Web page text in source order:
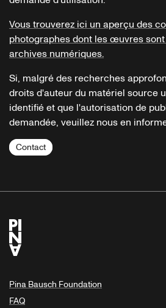
Vous trouverez ici un aperçu des
photographes dont les œuvres
archives numériques.
Si, malgré des recherches
droits d'auteur du matériel source
identifié et que l'autorisation de
demandée, veuillez nous en
Contact
Pina Bausch Foundation
FAQ